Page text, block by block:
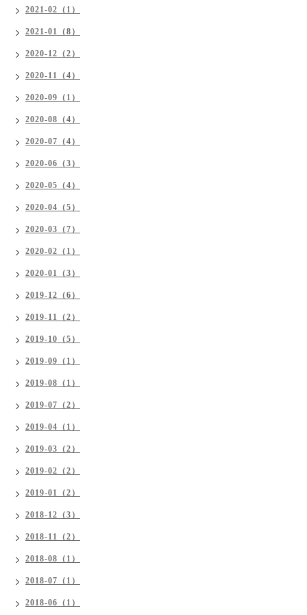
2021-02（1）
2021-01（8）
2020-12（2）
2020-11（4）
2020-09（1）
2020-08（4）
2020-07（4）
2020-06（3）
2020-05（4）
2020-04（5）
2020-03（7）
2020-02（1）
2020-01（3）
2019-12（6）
2019-11（2）
2019-10（5）
2019-09（1）
2019-08（1）
2019-07（2）
2019-04（1）
2019-03（2）
2019-02（2）
2019-01（2）
2018-12（3）
2018-11（2）
2018-08（1）
2018-07（1）
2018-06（1）